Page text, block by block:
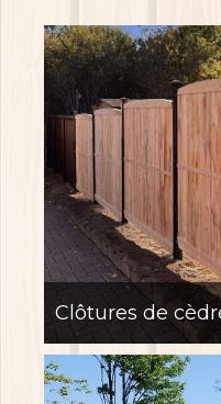
Clôtures de